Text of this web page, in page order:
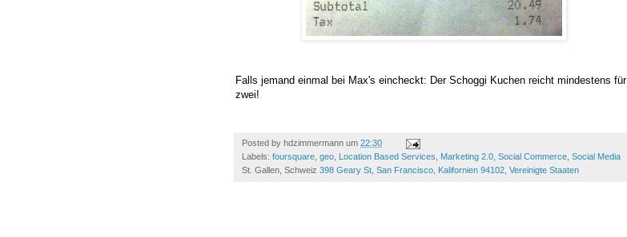
Falls jemand einmal bei Max's eincheckt: Der Schoggi Kuchen reicht mindestens für
zwei!
Posted by hdzimmermann um 22:30
Labels: foursquare geo Location Based Services Marketing 2.0 Social Commerce Social Media
St. Gallen, Schweiz 398 Geary St, San Francisco, Kalifornien 94102, Vereinigte Staaten